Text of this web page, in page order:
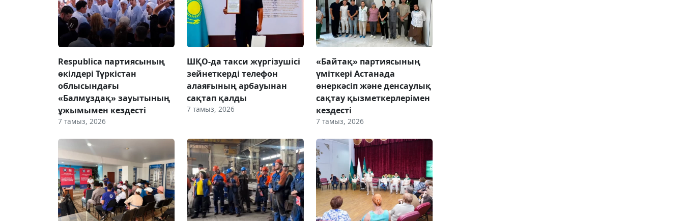
Respublica партиясының
өкілдері Түркістан
облысындағы
«Балмұздақ» зауытының
ұжымымен кездесті
7 тамыз, 2026
ШҚО-да такси жүргізушісі
зейнеткерді телефон
алаяғының арбауынан
сақтап қалды
7 тамыз, 2026
«Байтақ» партиясының
үміткері Астанада
өнеркәсіп және денсаулық
сақтау қызметкерлерімен
кездесті
7 тамыз, 2026